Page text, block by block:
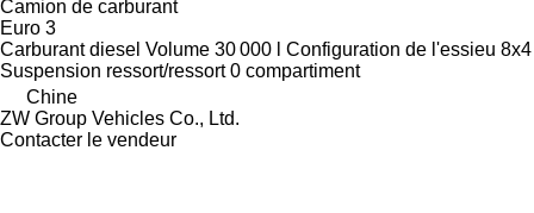
Camion de carburant
Euro 3
Carburant diesel Volume 30 000 l Configuration de l'essieu 8x4
Suspension ressort/ressort 0 compartiment
Chine
ZW Group Vehicles Co., Ltd.
Contacter le vendeur